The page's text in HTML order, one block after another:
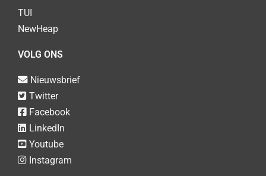
TUI
NewHeap
VOLG ONS
Nieuwsbrief
Twitter
Facebook
LinkedIn
Youtube
Instagram